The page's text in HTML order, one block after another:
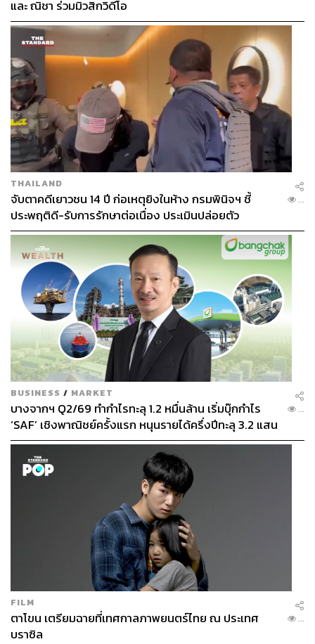
และ ณิชา ร่วมมิวสิกวิดีโอ
THAILAND
จับตาคดีเยาวชน 14 ปี ก่อเหตุยิงในห้าง กรมพินิจฯ ชี้
ประพฤติดี-รับการรักษาต่อเนื่อง ประเมินปล่อยตัว
...
BUSINESS / MARKET
บางจากฯ Q2/69 ทำกำไรทะลุ 1.2 หมื่นล้าน เริ่มบุ๊กกำไร
‘SAF’ เชิงพาณิชย์ครั้งแรก หนุนรายได้ครึ่งปีทะลุ 3.2 แสน
ล้าน
...
FILM
ตาโขน เตรียมฉายที่เทศกาลภาพยนตร์ไทย ณ ประเทศ
บราซิล
...